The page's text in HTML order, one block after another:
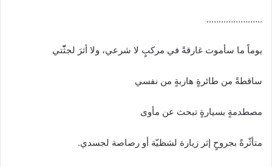
…………………..
يوماً ما سأموت غارقةً في مركبٍ لا شرعي، ولا أثرَ لجثّّتي
ساقطةً من طائرةٍ هاربةٍ من نفسي
مصطدمةٍ بسيارةٍ تبحث عن مأوى
متأثّرةً بجروحٍ إثر زيارة لشظيّة أو رصاصة لجسدي.